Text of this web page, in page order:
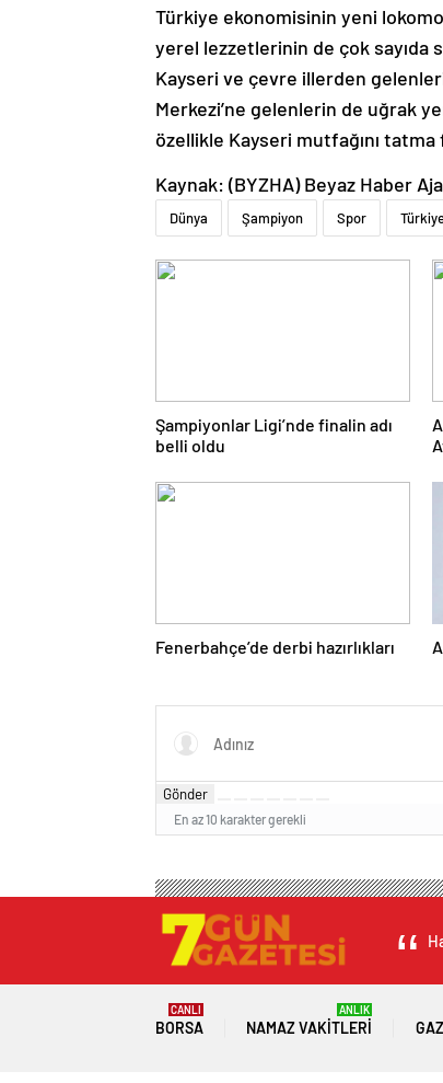
Türkiye ekonomisinin yeni
yerel lezzetlerinin de çok sayıda
Kayseri ve çevre illerden
Merkezi’ne gelenlerin de uğrak
özellikle Kayseri mutfağını tatma
Kaynak: (BYZHA) Beyaz Haber
Dünya Şampiyon Spor
Şampiyonlar Ligi’nde finalin adı
belli oldu
Fenerbahçe’de derbi hazırlıkları
Gönder
En az 10 karakter gerekli
BORSA
CANLI
NAMAZ VAKITLERI
ANLIK